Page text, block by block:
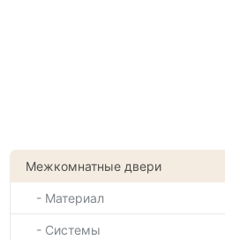
Межкомнатные двери
- Материал
- Системы